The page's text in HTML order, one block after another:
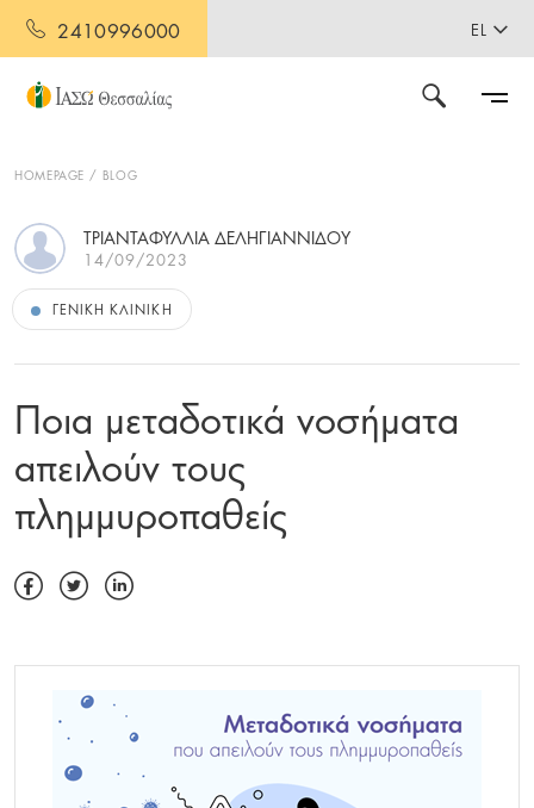
2410996000 EL
HOMEPAGE BLOG
ΤΡΙΑΝΤΑΦΥΛΛΙΑ ΔΕΛΗΓΙΑΝΝΙΔΟΥ
14/09/2023
ΓΕΝΙΚΉ ΚΛΙΝΙΚΉ
Ποια μεταδοτικά νοσήματα
απειλούν τους
πλημμυροπαθείς